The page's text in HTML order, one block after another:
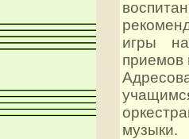
игры
приемов
музыки.